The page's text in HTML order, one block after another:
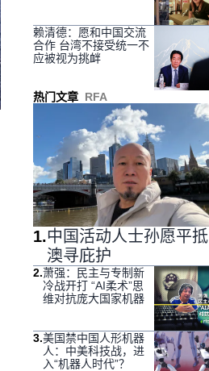
赖清德：愿和中国交流
合作 台湾不接受统一不
应被视为挑衅
热门文章 RFA
1.中国活动人士孙愿平抵
澳寻庇护
2.萧强：民主与专制新
冷战开打 “AI柔术”思
维对抗庞大国家机器
3.美国禁中国人形机器
人：中美科技战，进
入“机器人时代”？